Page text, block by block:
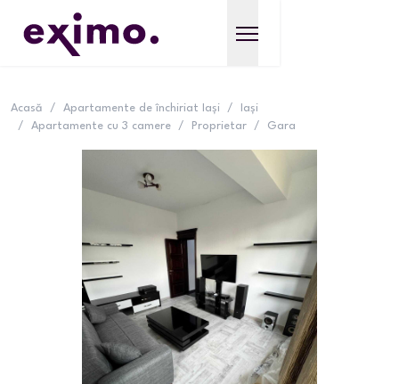
Acasă / Apartamente de închiriat Iași /
Iași
/
Apartamente cu 3 camere / Proprietar / Gara